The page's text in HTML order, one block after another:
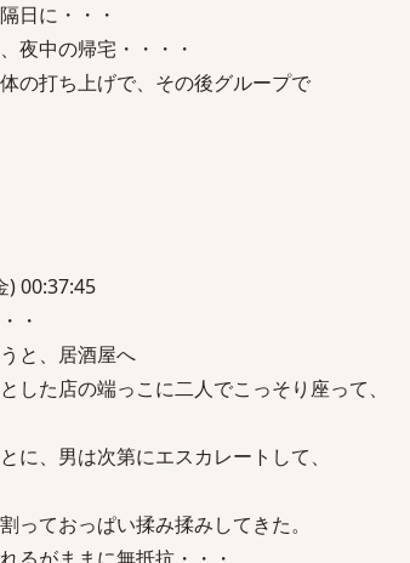
日に・・・
夜中の帰宅・・・・
の打ち上げで、その後グループで
) 00:37:45
・
と、居酒屋へ
した店の端っこに二人でこっそり座って、
に、男は次第にエスカレートして、
っておっぱい揉み揉みしてきた。